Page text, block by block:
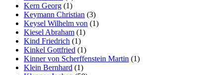
Kern Georg (1)
Keymann Christian (3)
Keysel Wilhelm von (1)
Kiesel Abraham (1)
Kind Friedrich (1)
Kinkel Gottfried (1)
Kinner von Scherffenstein Martin (1)
Klein Bernhard (1)